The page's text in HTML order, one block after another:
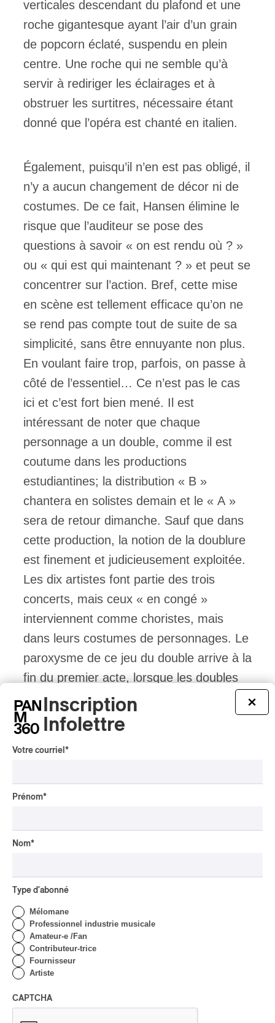
verticales descendant du plafond et une
roche gigantesque ayant l’air d’un grain
de popcorn éclaté, suspendu en plein
centre. Une roche qui ne semble qu’à
servir à rediriger les éclairages et à
obstruer les surtitres, nécessaire étant
donné que l’opéra est chanté en italien.
Également, puisqu’il n’en est pas obligé, il
n’y a aucun changement de décor ni de
costumes. De ce fait, Hansen élimine le
risque que l’auditeur se pose des
questions à savoir « on est rendu où ? »
ou « qui est qui maintenant ? » et peut se
concentrer sur l’action. Bref, cette mise
en scène est tellement efficace qu’on ne
se rend pas compte tout de suite de sa
simplicité, sans être ennuyante non plus.
En voulant faire trop, parfois, on passe à
côté de l’essentiel… Ce n’est pas le cas
ici et c’est fort bien mené. Il est
intéressant de noter que chaque
personnage a un double, comme il est
coutume dans les productions
estudiantines; la distribution « B »
chantera en solistes demain et le « A »
sera de retour dimanche. Sauf que dans
cette production, la notion de la doublure
est finement et judicieusement exploitée.
Les dix artistes font partie des trois
concerts, mais ceux « en congé »
interviennent comme choristes, mais
dans leurs costumes de personnages. Le
paroxysme de ce jeu du double arrive à la
fin du premier acte, lorsque les doubles
exécutent leur homonymes, tels des
émotions qui déchirent l’âme, plongeant
la salle dans un rouge macabre.
Tout le contenu 360
indigènes du présent et de
Orientalys 2026 | Alex
×
Inscription
Infolettre
Votre courriel *
Prénom*
Nom*
Type d'abonné
Mélomane
Professionnel industrie musicale
Amateur-e /Fan
Contributeur-trice
Fournisseur
Artiste
CAPTCHA